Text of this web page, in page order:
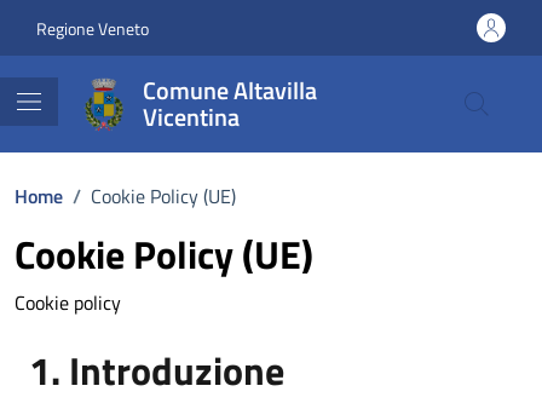
Regione Veneto
Comune Altavilla
Vicentina
Home / Cookie Policy (UE)
Cookie Policy (UE)
Cookie policy
1. Introduzione